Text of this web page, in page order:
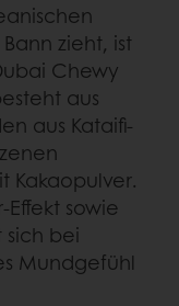
zieht, ist
Chewy
aus
aus Kataifi-
Kakaopulver.
Effekt sowie
bei
Mundgefühl